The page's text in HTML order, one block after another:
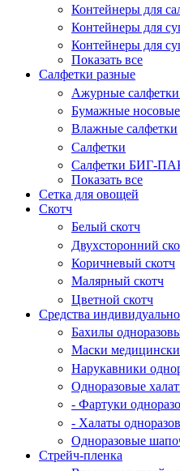
Контейнеры для
Контейнеры для
Контейнеры для
Показать все
Салфетки разные
Ажурные
Бумажные носовые
Влажные салфетки
Салфетки
Салфетки БИГ-
Показать все
Сетка для овощей
Скотч
Белый скотч
Двухсторонний
Коричневый скотч
Малярный скотч
Цветной скотч
Средства
Бахилы
Маски
Нарукавники
Одноразовые
- Фартуки
- Халаты
Одноразовые
Стрейч-пленка